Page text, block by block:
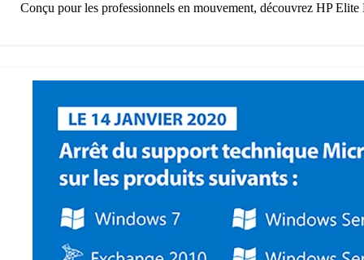
Conçu pour les professionnels en mouvement, découvrez HP